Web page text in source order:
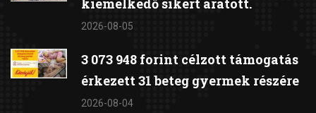
kiemelkedő sikert aratott.
2026-08-05
3 073 948 forint célzott támogatás
érkezett 31 beteg gyermek részére
2026-08-04